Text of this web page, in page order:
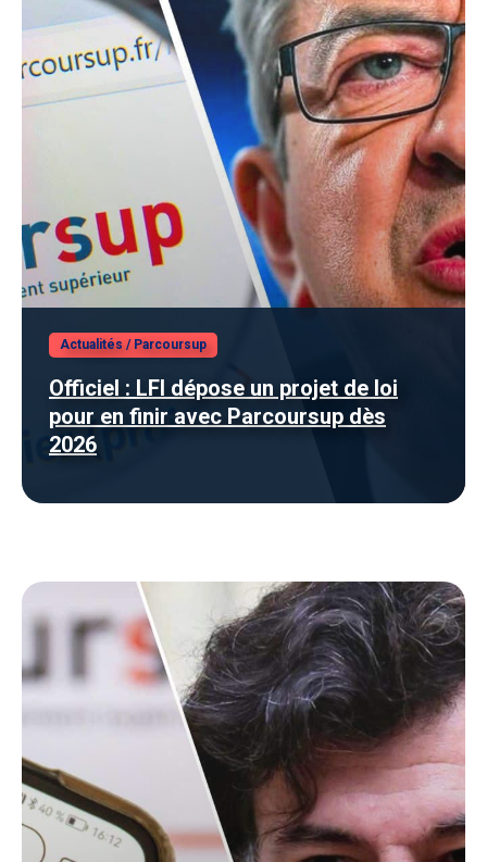
Actualités / Parcoursup
Officiel : LFI dépose un projet de loi
pour en finir avec Parcoursup dès
2026